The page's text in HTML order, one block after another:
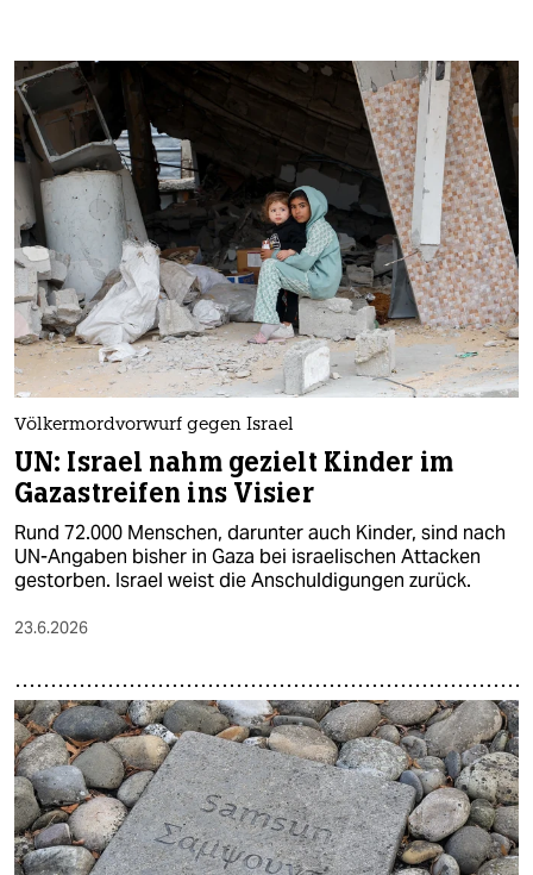
Völkermordvorwurf gegen Israel
UN: Israel nahm gezielt Kinder im
Gazastreifen ins Visier
Rund 72.000 Menschen, darunter auch Kinder, sind nach
UN-Angaben bisher in Gaza bei israelischen Attacken
gestorben. Israel weist die Anschuldigungen zurück.
23.6.2026